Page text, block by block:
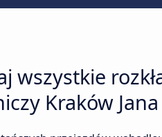
wszystkie
Kraków